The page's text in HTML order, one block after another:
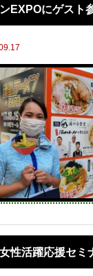
EXPOにゲスト
性活躍応援セミ